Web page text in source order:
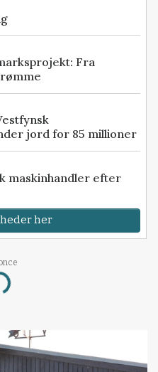
Fra
jord for 85 millioner
maskinhandler efter
her